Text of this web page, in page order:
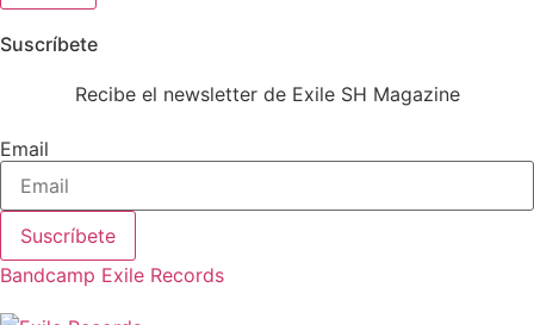
Suscríbete
Recibe el newsletter de Exile SH Magazine
Email
Suscríbete
Bandcamp Exile Records